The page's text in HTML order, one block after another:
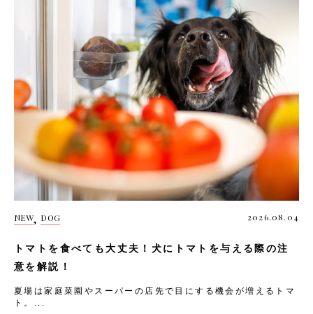
NEW, DOG 2026.08.04
トマトを食べても大丈夫！犬にトマトを与える際の注
意を解説！
夏場は家庭菜園やスーパーの店先で目にする機会が増えるトマ
ト。...